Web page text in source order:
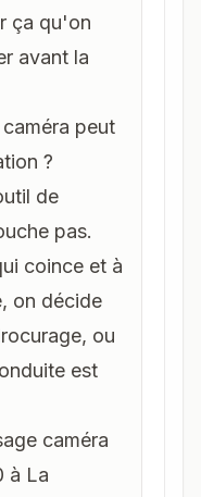
ça qu'on
avant la
peut
?
de
pas.
coince et à
on décide
ou
est
caméra
à La